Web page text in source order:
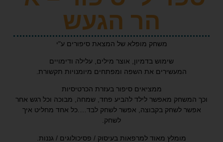
הר הגעש
משחק מופלא של המצאת סיפורים ע"י
שימוש בדמיון, אוצר מילים, עלילה ודימויים
המעשירים את השפה ומפתחים מיומנויות תקשורת.
ממציאים סיפור בעזרת הכרטיסיות
מאפשר לילד להביע פחד, שמחה, מבוכה וכל רגש אחר
לשחק בקבוצה, אפשר לשחק לבד….כל אחד מחליט איך
מומלץ מאוד למרפאות בעיסוק / פסיכולוגים / גננות.